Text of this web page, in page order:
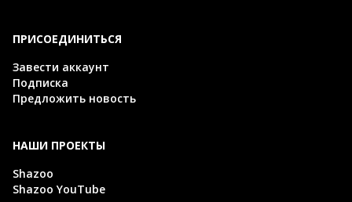
ПРИСОЕДИНИТЬСЯ
Завести аккаунт
Подписка
Предложить новость
НАШИ ПРОЕКТЫ
Shazoo
Shazoo YouTube